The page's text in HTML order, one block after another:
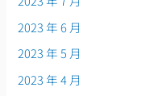
2023 年 6 月
2023 年 5 月
2023 年 4 月